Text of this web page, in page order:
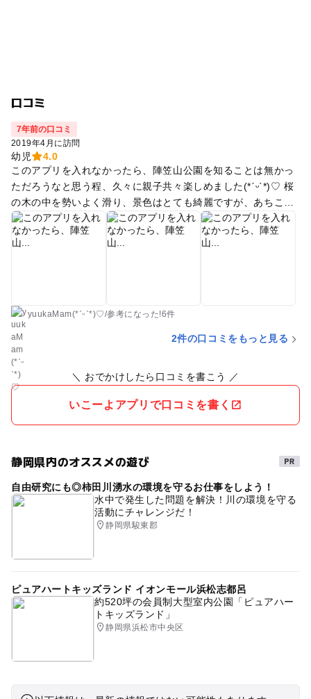
口コミ
7年前の口コミ
2019年4月に訪問
幼児
4.0
このアプリを入れなかったら、陣笠山公園を知ることは無かっ
ただろうなと思う程、久々に親子共々楽しめました(*ˊᵕˋ*)♡ 桜
の木の中を勢いよく滑り、景色はとても綺麗ですが、あちこち
身体をぶつける程スピードが出ます!!Σ( ˙꒳​˙ ;) 残念な点は自販
機が無いのと、トイレが汚くて使いたくないのと、少し離れた
所にある無料駐車場が狭くて、長時間は居られません( p′︵‵。)
yuukaMam(*ˊᵕˋ*)♡/参考に なった!6件
2件の口コミをもっと見る
＼ おでかけしたら口コミを書こう ／
いこーよアプリで口コミを書く
静岡県内のオススメの遊び
自由研究にも◎柿田川湧水の環境を守るお仕事をしよう！
水中で発生した問題を解決！川の環境を守る
活動にチャレンジだ！
静岡県駿東郡
ピュアハートキッズランド イオンモール浜松志都呂
約520坪の会員制大型室内公園「ピュアハー
トキッズランド」
静岡県浜松市中央区